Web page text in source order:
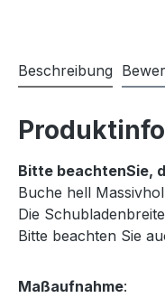
Beschreibung
Bitte beachtenSie,
Buche hell
Die
Bitte beachten Sie
Maßaufnahme: